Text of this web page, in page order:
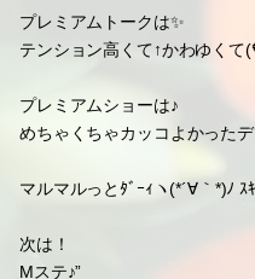
プレミアムトークは✨
テンション高くて↑かわゆくて
プレミアムショーは♪
めちゃくちゃカッコよかった
マルマルっとﾀﾞｰｨヽ(*´∀｀*)ﾉ ｽ
次は！
Mステ♪”